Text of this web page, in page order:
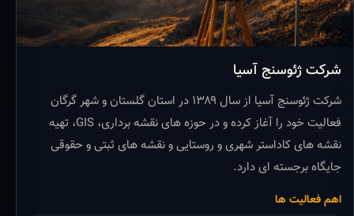
شرکت ژئوسنج آسیا
شرکت ژئوسنج آسیا از سال ۱۳۸۹ در استان گلستان و شهر گرگان
فعالیت خود را آغاز کرده و در حوزه های نقشه برداری، GIS، تهیه
نقشه های کاداستر شهری و روستایی و نقشه های ثبتی و حقوقی
جایگاه برجسته ای دارد.
اهم فعالیت ها